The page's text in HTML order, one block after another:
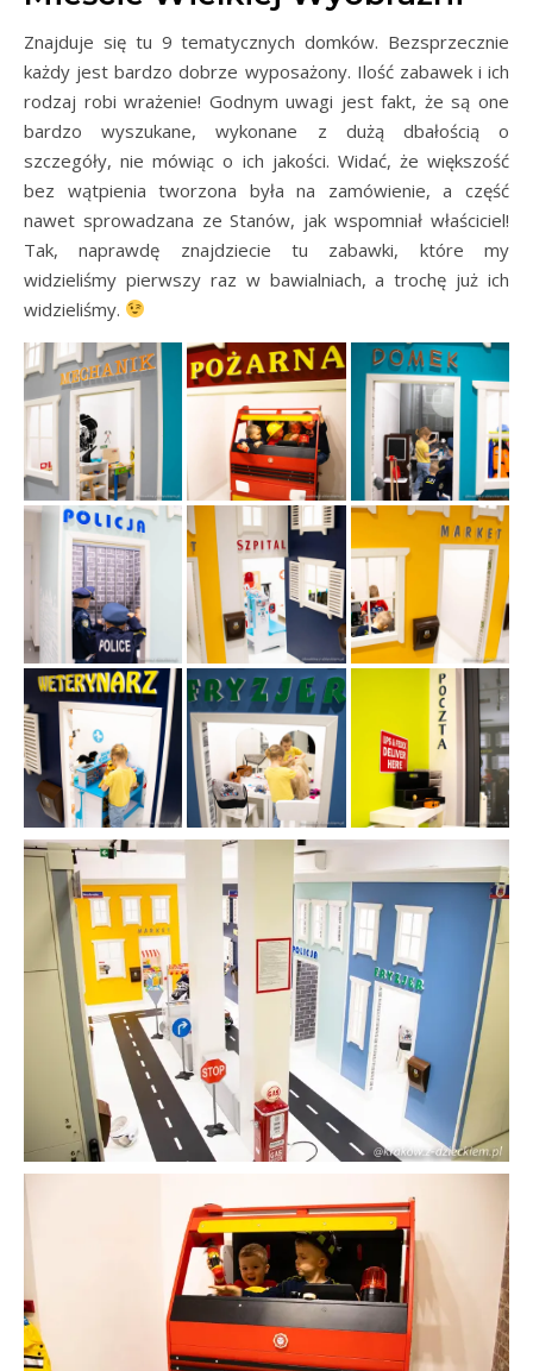
Znajduje się tu 9 tematycznych domków. Bezsprzecznie
każdy jest bardzo dobrze wyposażony. Ilość zabawek i ich
rodzaj robi wrażenie! Godnym uwagi jest fakt, że są one
bardzo wyszukane, wykonane z dużą dbałością o
szczegóły, nie mówiąc o ich jakości. Widać, że większość
bez wątpienia tworzona była na zamówienie, a część
nawet sprowadzana ze Stanów, jak wspomniał właściciel!
Tak, naprawdę znajdziecie tu zabawki, które my
widzieliśmy pierwszy raz w bawialniach, a trochę już ich
widzieliśmy.